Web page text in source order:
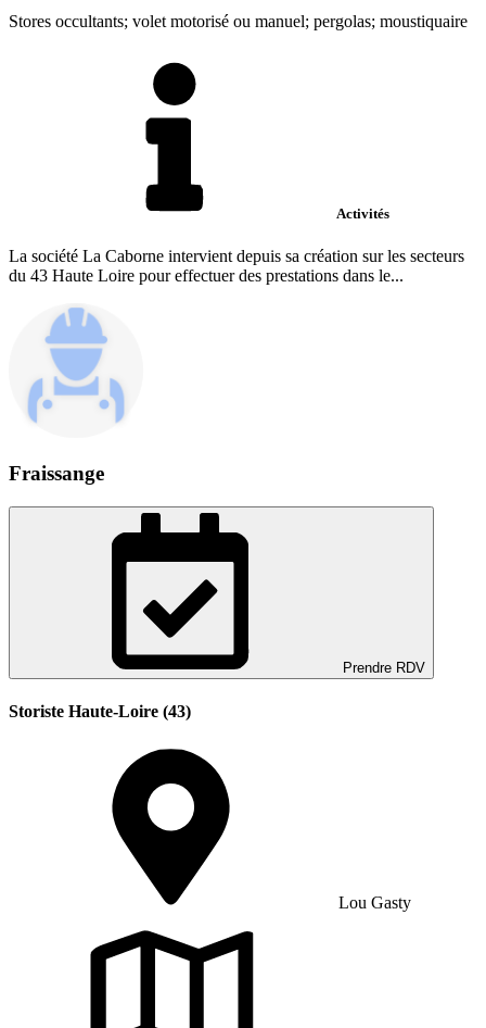
Stores occultants; volet motorisé ou manuel; pergolas; moustiquaire
Activités
La société La Caborne intervient depuis sa création sur les secteurs
du 43 Haute Loire pour effectuer des prestations dans le...
Fraissange
Prendre RDV
Storiste Haute-Loire (43)
Lou Gasty